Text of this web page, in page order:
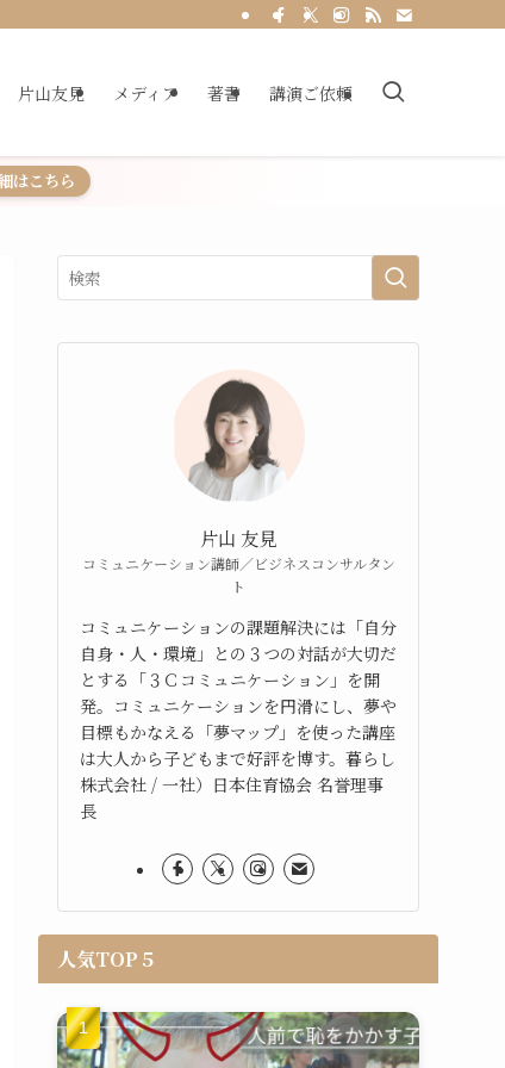
片山友見 メディア 著書 講演ご依頼
はこちら
片山 友見
コミュニケーション講師／ビジネスコンサルタン
ト
コミュニケーションの課題解決には「自分
自身・人・環境」との３つの対話が大切だ
とする「３Ｃコミュニケーション」を開
発。コミュニケーションを円滑にし、夢や
目標もかなえる「夢マップ」を使った講座
は大人から子どもまで好評を博す。暮らし
株式会社 / 一社）日本住育協会 名誉理事
長
人気TOP５